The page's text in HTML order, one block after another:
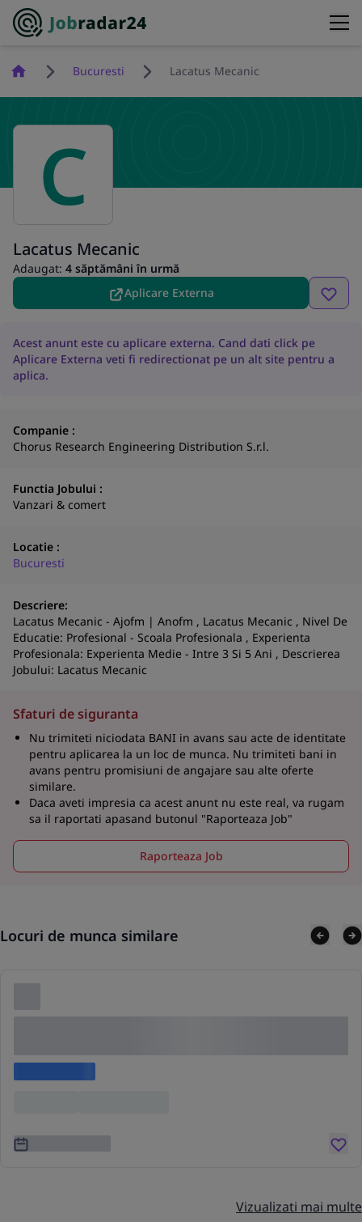
HomepageBucuresti Lacatus Mecanic
C
Lacatus Mecanic
Adaugat: 4 săptămâni în urmă
Aplicare Externa
Acest anunt este cu aplicare externa. Cand dati click pe
Aplicare Externa veti fi redirectionat pe un alt site pentru a
aplica.
Companie :
Chorus Research Engineering Distribution S.r.l.
Functia Jobului :
Vanzari & comert
Locatie :
Bucuresti
Descriere:
Lacatus Mecanic - Ajofm | Anofm , Lacatus Mecanic , Nivel De
Educatie: Profesional - Scoala Profesionala , Experienta
Profesionala: Experienta Medie - Intre 3 Si 5 Ani , Descrierea
Jobului: Lacatus Mecanic
Sfaturi de siguranta
Nu trimiteti niciodata BANI in avans sau acte de identitate
pentru aplicarea la un loc de munca. Nu trimiteti bani in
avans pentru promisiuni de angajare sau alte oferte
similare.
Daca aveti impresia ca acest anunt nu este real, va rugam
sa il raportati apasand butonul "Raporteaza Job"
Raporteaza Job
Locuri de munca similare
Vizualizati mai multe